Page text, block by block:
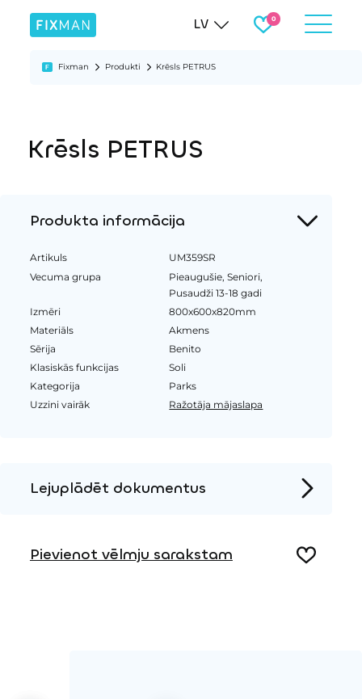
LV
Fixman Produkti Krēsls PETRUS
Krēsls PETRUS
Produkta informācija
Artikuls
UM359SR
Vecuma grupa
Pieaugušie, Seniori,
Pusaudži 13-18 gadi
Izmēri
800x600x820mm
Materiāls
Akmens
Sērija
Benito
Klasiskās funkcijas
Soli
Kategorija
Parks
Uzzini vairāk
Ražotāja mājaslapa
Lejuplādēt dokumentus
Pievienot vēlmju sarakstam